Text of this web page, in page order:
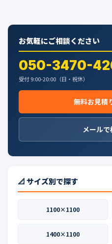
お気軽にご相談ください
050-3470-
受付 9:00-20:00（日・祝休）
無料お見積
メール
📐 サイズ別で探す
1100×1100
1400×1100